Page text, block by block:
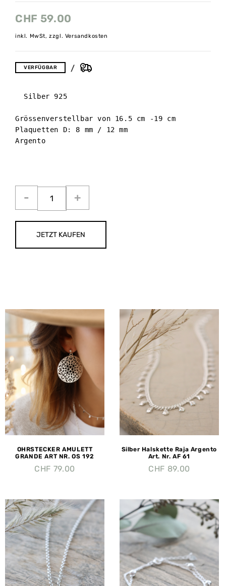
CHF 59.00
inkl. MwSt, zzgl. Versandkosten
VERFÜGBAR
Grössenverstellbar von 16.5 cm -19 cm
Plaquetten D: 8 mm / 12 mm
Argento
JETZT KAUFEN
OHRSTECKER AMULETT
GRANDE ART NR. OS 192
CHF 79.00
Silber Halskette Raja Argento
Art. Nr. AF 61
CHF 89.00